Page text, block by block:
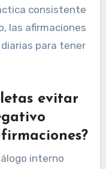
consistente
las afirmaciones
para tener
evitar
interno